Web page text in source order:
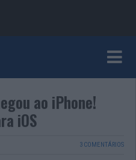
ao iPhone!
iOS
3 COMENTÁRIOS